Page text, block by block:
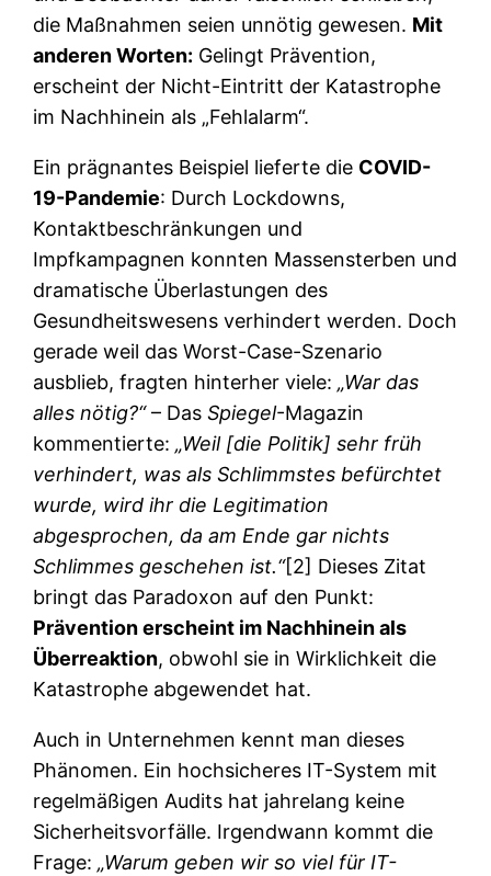
die Maßnahmen seien unnötig gewesen. Mit
anderen Worten: Gelingt Prävention,
erscheint der Nicht-Eintritt der Katastrophe
im Nachhinein als „Fehlalarm“.
Ein prägnantes Beispiel lieferte die COVID-
19-Pandemie: Durch Lockdowns,
Kontaktbeschränkungen und
Impfkampagnen konnten Massensterben und
dramatische Überlastungen des
Gesundheitswesens verhindert werden. Doch
gerade weil das Worst-Case-Szenario
ausblieb, fragten hinterher viele:„War das
alles nötig?“– DasSpiegel-Magazin
kommentierte:„Weil [die Politik] sehr früh
verhindert, was als Schlimmstes befürchtet
wurde, wird ihr die Legitimation
abgesprochen, da am Ende gar nichts
Schlimmes geschehen ist.“[2] Dieses Zitat
bringt das Paradoxon auf den Punkt:
Prävention erscheint im Nachhinein als
Überreaktion, obwohl sie in Wirklichkeit die
Katastrophe abgewendet hat.
Auch in Unternehmen kennt man dieses
Phänomen. Ein hochsicheres IT-System mit
regelmäßigen Audits hat jahrelang keine
Sicherheitsvorfälle. Irgendwann kommt die
Frage:„Warum geben wir so viel für IT-